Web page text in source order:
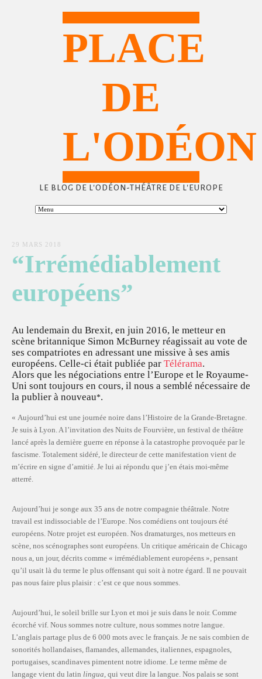
PLACE
DE
L'ODÉON
LE BLOG DE L'ODÉON-THÉÂTRE DE L'EUROPE
29 MARS 2018
“Irrémédiablement
européens”
Au lendemain du Brexit, en juin 2016, le metteur en
scène britannique Simon McBurney réagissait au vote de
ses compatriotes en adressant une missive à ses amis
européens. Celle-ci était publiée par Télérama.
Alors que les négociations entre l’Europe et le Royaume-
Uni sont toujours en cours, il nous a semblé nécessaire de
la publier à nouveau*.
« Aujourd’hui est une journée noire dans l’Histoire de la Grande-Bretagne.
Je suis à Lyon. A l’invitation des Nuits de Fourvière, un festival de théâtre
lancé après la dernière guerre en réponse à la catastrophe provoquée par le
fascisme. Totalement sidéré, le directeur de cette manifestation vient de
m’écrire en signe d’amitié. Je lui ai répondu que j’en étais moi-même
atterré.
Aujourd’hui je songe aux 35 ans de notre compagnie théâtrale. Notre
travail est indissociable de l’Europe. Nos comédiens ont toujours été
européens. Notre projet est européen. Nos dramaturges, nos metteurs en
scène, nos scénographes sont européens. Un critique américain de Chicago
nous a, un jour, décrits comme « irrémédiablement européens », pensant
qu’il usait là du terme le plus offensant qui soit à notre égard. Il ne pouvait
pas nous faire plus plaisir : c’est ce que nous sommes.
Aujourd’hui, le soleil brille sur Lyon et moi je suis dans le noir. Comme
écorché vif. Nous sommes notre culture, nous sommes notre langue.
L’anglais partage plus de 6 000 mots avec le français. Je ne sais combien de
sonorités hollandaises, flamandes, allemandes, italiennes, espagnoles,
portugaises, scandinaves pimentent notre idiome. Le terme même de
langage vient du latin lingua, qui veut dire la langue. Nos palais se sont